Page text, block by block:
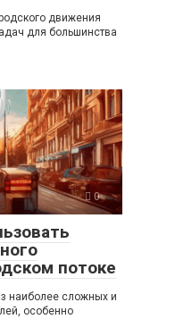
движения
для большинства
0
потоке
наиболее сложных и
особенно